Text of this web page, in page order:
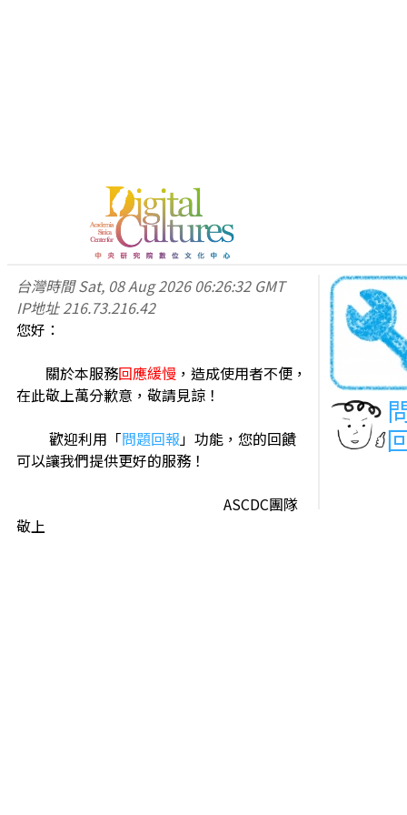
台灣時間Sat, 08 Aug 2026 06:26:32 GMT
IP地址216.73.216.42
您好：
關於本服務回應緩慢 ，造成使用者不便，
在此敬上萬分歉意，敬請見諒！
歡迎利用「問題回報」功能，您的回饋
可以讓我們提供更好的服務！
ASCDC團隊
敬上